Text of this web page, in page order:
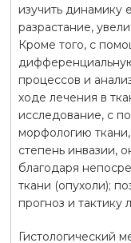
изучить динамику
разрастание,
Кроме того, с
процессов и
ходе лечения в
исследование, с
морфологию ткани,
степень инвазии,
благодаря
ткани (опухоли);
прогноз и тактику
Гистологический